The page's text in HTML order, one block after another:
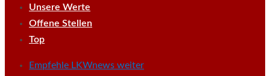
Unsere Werte
Offene Stellen
Top
Empfehle LKWnews weiter